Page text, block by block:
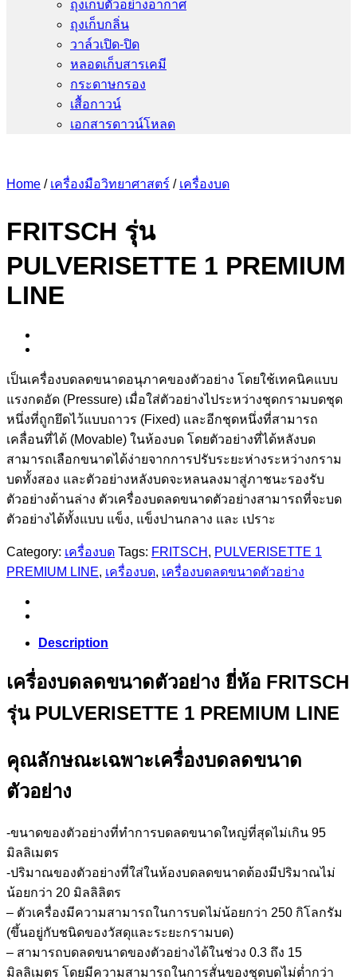
ถุงเก็บตัวอย่างอากาศ
ถุงเก็บกลิ่น
วาล์วเปิด-ปิด
หลอดเก็บสารเคมี
กระดาษกรอง
เสื้อกาวน์
เอกสารดาวน์โหลด
Home / เครื่องมือวิทยาศาสตร์ / เครื่องบด
FRITSCH รุ่น
PULVERISETTE 1 PREMIUM
LINE
เป็นเครื่องบดลดขนาดอนุภาคของตัวอย่าง โดยใช้เทคนิคแบบ
แรงกดอัด (Pressure) เมื่อใส่ตัวอย่างไประหว่างชุดกรามบดชุด
หนึ่งที่ถูกยึดไว้แบบถาวร (Fixed) และอีกชุดหนึ่งที่สามารถ
เคลื่อนที่ได้ (Movable) ในห้องบด โดยตัวอย่างที่ได้หลังบด
สามารถเลือกขนาดได้ง่ายจากการปรับระยะห่างระหว่างกราม
บดทั้งสอง และตัวอย่างหลังบดจะหลนลงมาสู่ภาชนะรองรับ
ตัวอย่างด้านล่าง ตัวเครื่องบดลดขนาดตัวอย่างสามารถที่จะบด
ตัวอย่างได้ทั้งแบบ แข็ง, แข็งปานกลาง และ เปราะ
Category: เครื่องบด Tags: FRITSCH , PULVERISETTE 1
PREMIUM LINE, เครื่องบด, เครื่องบดลดขนาดตัวอย่าง
Description
เครื่องบดลดขนาดตัวอย่าง ยี่ห้อ FRITSCH
รุ่น PULVERISETTE 1 PREMIUM LINE
คุณลักษณะเฉพาะเครื่องบดลดขนาด
ตัวอย่าง
-ขนาดของตัวอย่างที่ทำการบดลดขนาดใหญ่ที่สุดไม่เกิน 95
มิลลิเมตร
-ปริมาณของตัวอย่างที่ใส่ในห้องบดลดขนาดต้องมีปริมาณไม่
น้อยกว่า 20 มิลลิลิตร
– ตัวเครื่องมีความสามารถในการบดไม่น้อยกว่า 250 กิโลกรัม
(ขึ้นอยู่กับชนิดของวัสดุและระยะกรามบด)
– สามารถบดลดขนาดของตัวอย่างได้ในช่วง 0.3 ถึง 15
มิลลิเมตร โดยมีความสามารถในการสั่นของชุดบดไม่ต่ำกว่า